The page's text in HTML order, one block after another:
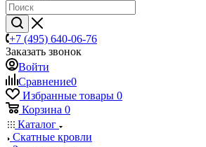
+7 (495) 640-06-76
Заказать звонок
Войти
Сравнение0
Избранные товары 0
Корзина 0
Каталог
Скатные кровли